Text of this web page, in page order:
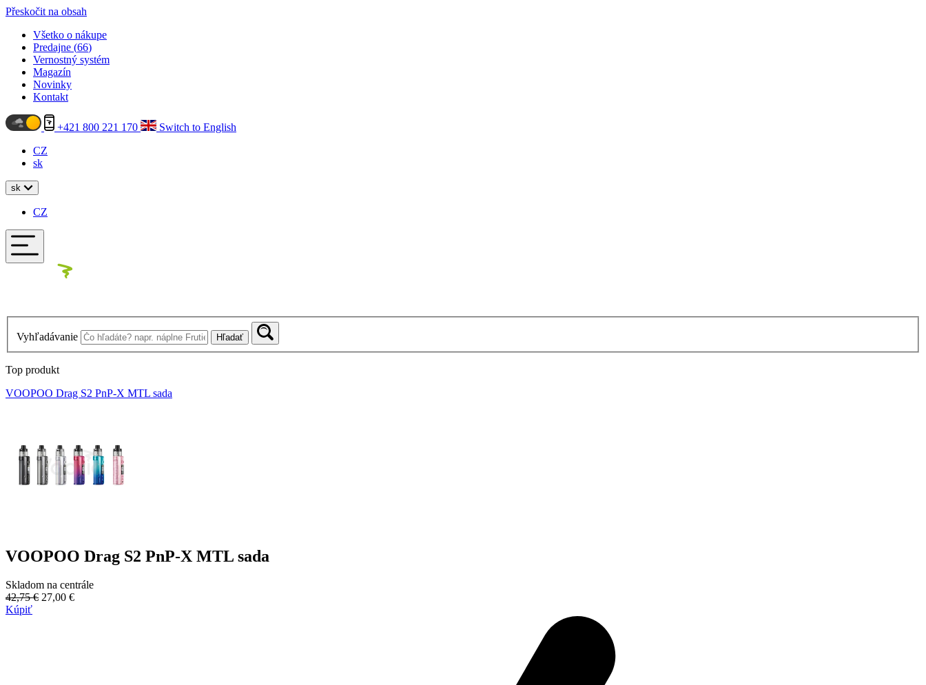
Přeskočit na obsah
Všetko o nákupe
Predajne (66)
Vernostný systém
Magazín
Novinky
Kontakt
+421 800 221 170
Switch to English
CZ
sk
sk
CZ
Vyhľadávanie Hľadať
Top produkt
VOOPOO Drag S2 PnP-X MTL sada
VOOPOO Drag S2 PnP-X MTL sada
Skladom na centrále
42,75 € 27,00 €
Kúpiť